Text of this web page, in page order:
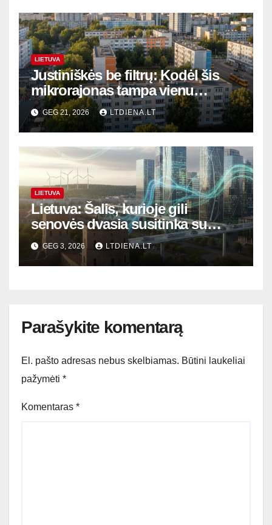
LIETUVA
Justiniškės be filtrų: Kodėl šis
mikrorajonas tampa vienu
geidžiamiausių Vilniuje?
GEG 21, 2026 LTDIENA.LT
LIETUVA
Lietuva: Šalis, kurioje gili
senovės dvasia susitinka su
rytojaus inovacijomis
GEG 3, 2026 LTDIENA.LT
Parašykite komentarą
El. pašto adresas nebus skelbiamas. Būtini laukeliai
pažymėti *
Komentaras *